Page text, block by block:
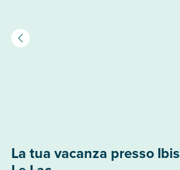
La tua vacanza presso